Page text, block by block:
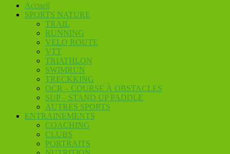
Accueil
SPORTS NATURE
TRAIL
RUNNING
VELO ROUTE
VTT
TRIATHLON
SWIMRUN
TRECKKING
OCR – COURSE À OBSTACLES
SUP – STAND UP PADDLE
AUTRES SPORTS
ENTRAINEMENTS
COACHING
CLUBS
PORTRAITS